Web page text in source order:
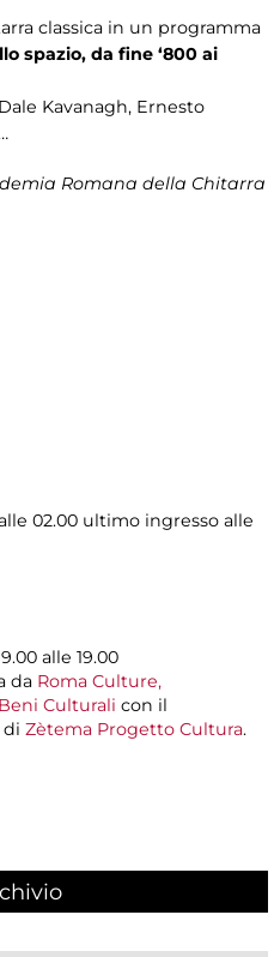
classica in un programma
spazio, da fine ‘800 ai
Kavanagh, Ernesto
Romana della Chitarra
02.00 ultimo ingresso alle
alle 19.00
da Roma Culture,
Culturali con il
di Zètema Progetto Cultura.